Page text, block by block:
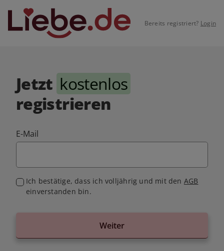
Bereits registriert? Login
Jetzt kostenlos
registrieren
E-Mail
Ich bestätige, dass ich volljährig und mit den AGB
einverstanden bin.
Weiter